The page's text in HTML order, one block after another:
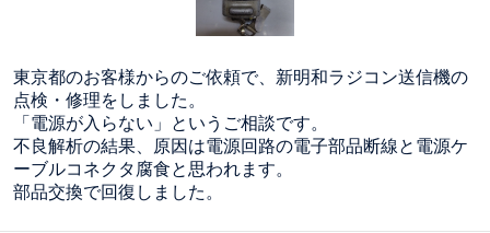
東京都のお客様からのご依頼で、新明和ラジコン送信機の
点検・修理をしました。
「電源が入らない」というご相談です。
不良解析の結果、原因は電源回路の電子部品断線と電源ケ
ーブルコネクタ腐食と思われます。
部品交換で回復しました。